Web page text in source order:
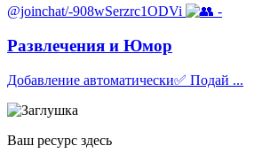
@joinchat/-908wSerzrc1ODVi -
Развлечения и Юмор
Добавление автоматически✅ Подай ...
Ваш ресурс здесь